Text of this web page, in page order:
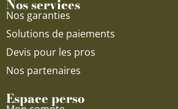
Nos services
Nos garanties
Solutions de paiements
Devis pour les pros
Nos partenaires
Espace perso